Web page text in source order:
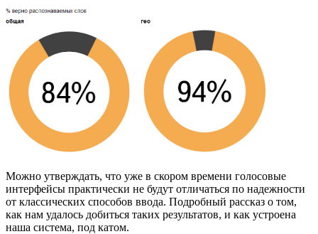
Можно утверждать, что уже в скором времени голосовые
интерфейсы практически не будут отличаться по надежности
от классических способов ввода. Подробный рассказ о том,
как нам удалось добиться таких результатов, и как устроена
наша система, под катом.